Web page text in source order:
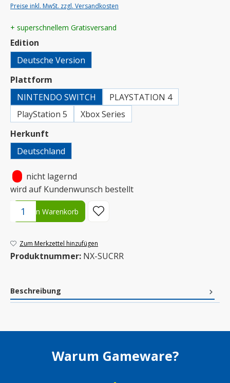
Preise inkl. MwSt. zzgl. Versandkosten
+ superschnellem Gratisversand
Edition
Deutsche Version
Plattform
NINTENDO SWITCH
PLAYSTATION 4
PlayStation 5
Xbox Series
Herkunft
Deutschland
nicht lagernd
wird auf Kundenwunsch bestellt
Produkt Anzahl: Gib den gewünschten Wert ein oder benutze
In den Warenkorb
Zum Merkzettel hinzufügen
Produktnummer: NX-SUCRR
Beschreibung
Warum Gameware?